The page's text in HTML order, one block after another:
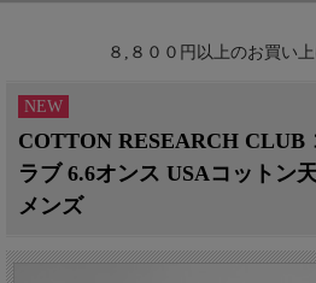
８,８００円以上のお買い
NEW
COTTON RESEARCH CLUB
ラブ 6.6オンス USAコットン
メンズ